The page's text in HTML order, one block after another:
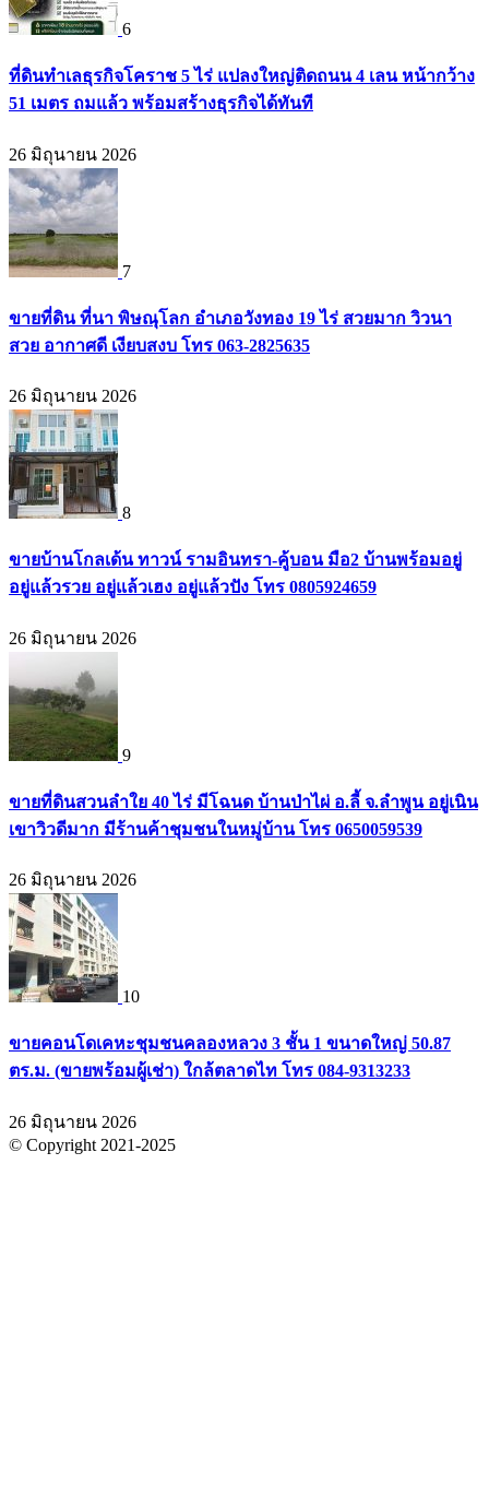
6
ที่ดินทำเลธุรกิจโคราช 5 ไร่ แปลงใหญ่ติดถนน 4 เลน หน้ากว้าง
51 เมตร ถมแล้ว พร้อมสร้างธุรกิจได้ทันที
26 มิถุนายน 2026
7
ขายที่ดิน ที่นา พิษณุโลก อำเภอวังทอง 19 ไร่ สวยมาก วิวนา
สวย อากาศดี เงียบสงบ โทร 063-2825635
26 มิถุนายน 2026
8
ขายบ้านโกลเด้น ทาวน์ รามอินทรา-คู้บอน มือ2 บ้านพร้อมอยู่
อยู่แล้วรวย อยู่แล้วเฮง อยู่แล้วปัง โทร 0805924659
26 มิถุนายน 2026
9
ขายที่ดินสวนลำใย 40 ไร่ มีโฉนด บ้านป่าไผ่ อ.ลี้ จ.ลำพูน อยู่เนิน
เขาวิวดีมาก มีร้านค้าชุมชนในหมู่บ้าน โทร 0650059539
26 มิถุนายน 2026
10
ขายคอนโดเคหะชุมชนคลองหลวง 3 ชั้น 1 ขนาดใหญ่ 50.87
ตร.ม. (ขายพร้อมผู้เช่า) ใกล้ตลาดไท โทร 084-9313233
26 มิถุนายน 2026
© Copyright 2021-2025